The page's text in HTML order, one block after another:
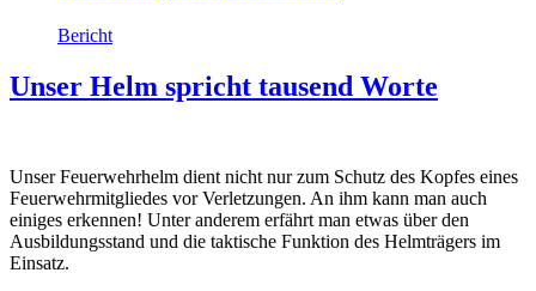
Bericht
Unser Helm spricht tausend Worte
Unser Feuerwehrhelm dient nicht nur zum Schutz des Kopfes eines
Feuerwehrmitgliedes vor Verletzungen. An ihm kann man auch
einiges erkennen! Unter anderem erfährt man etwas über den
Ausbildungsstand und die taktische Funktion des Helmträgers im
Einsatz.